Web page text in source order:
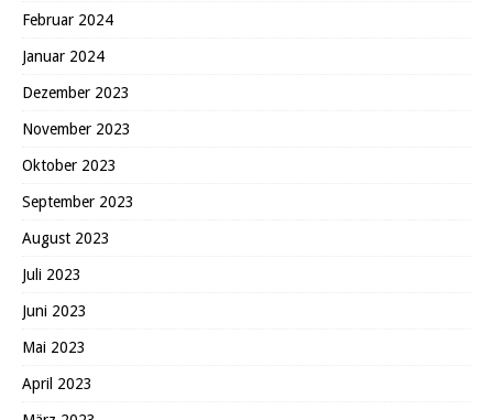
Februar 2024
Januar 2024
Dezember 2023
November 2023
Oktober 2023
September 2023
August 2023
Juli 2023
Juni 2023
Mai 2023
April 2023